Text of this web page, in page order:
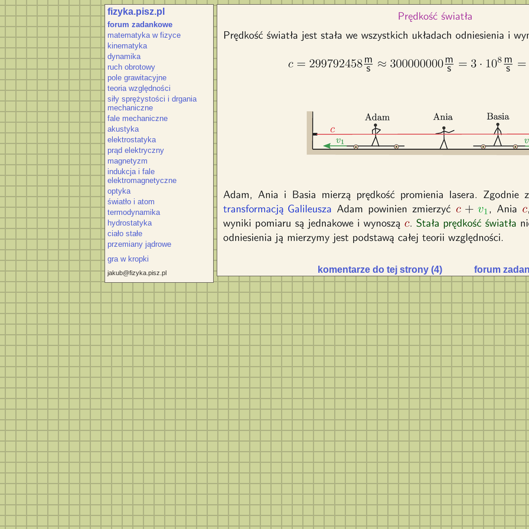
fizyka.pisz.pl
forum zadankowe
matematyka w fizyce
kinematyka
dynamika
ruch obrotowy
pole grawitacyjne
teoria względności
siły sprężystości i drgania
mechaniczne
fale mechaniczne
akustyka
elektrostatyka
prąd elektryczny
magnetyzm
indukcja i fale
elektromagnetyczne
optyka
światło i atom
termodynamika
hydrostatyka
ciało stałe
przemiany jądrowe
gra w kropki
jakub@fizyka.pisz.pl
Prędkość światła jest stała we wszystkich układach odniesienia i wynosi c =
przybliżeniu 300000000 m/s = 3*10^8m/s = 300000 km/s. Adam, Ania i
prędkość promienia lasera. Zgodnie z intuicją i opartym na niej transformacją
wynoszą c. Stała prędkość światła niezależnie w jakim układzie odniesienia ją
podstawą całej teorii względności.
komentarze do tej strony (4) forum